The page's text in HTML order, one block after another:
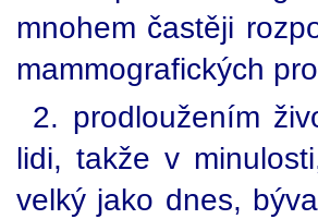
mnohem častěji
mammografických
2. prodloužením
lidi, takže v
velký jako dnes,